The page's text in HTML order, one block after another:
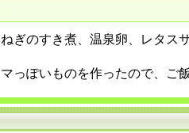
ぎのすき煮、温泉卵、レタス
っぽいものを作ったので、ご